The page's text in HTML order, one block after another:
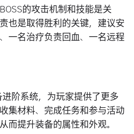
的攻击机制和技能是关
也是取得胜利的关键，建议安
一名治疗负责回血、一名远程
阶系统，为玩家提供了更多
集材料、完成任务和参与活动
而提升装备的属性和外观。